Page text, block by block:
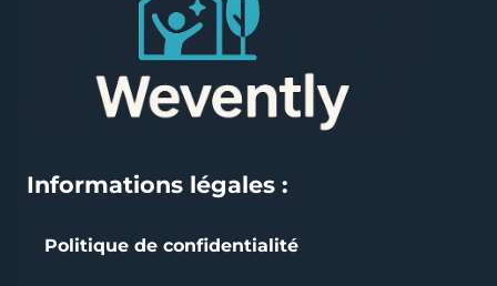
Informations légales :
Politique de confidentialité